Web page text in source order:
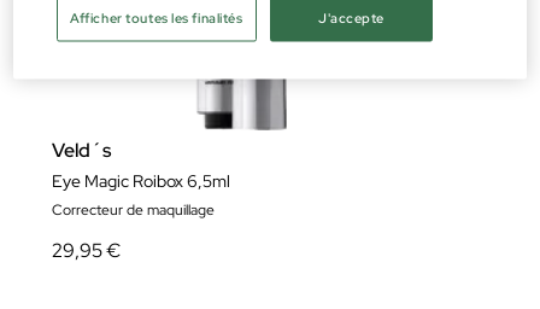
Veld´s
Eye Magic Roibox 6,5ml
Correcteur de maquillage
29,95 €
J'accepte
Afficher toutes les finalités